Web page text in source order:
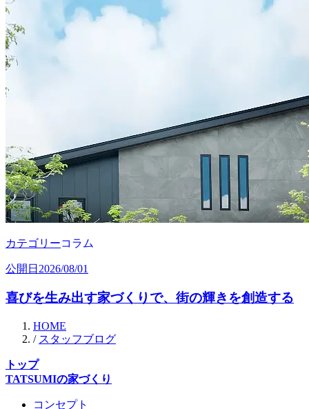
カテゴリーコラム
公開日 2026/08/01
喜びを生み出す家づくりで、街の輝きを創造する
HOME
/ スタッフブログ
トップ
TATSUMIの家づくり
コンセプト